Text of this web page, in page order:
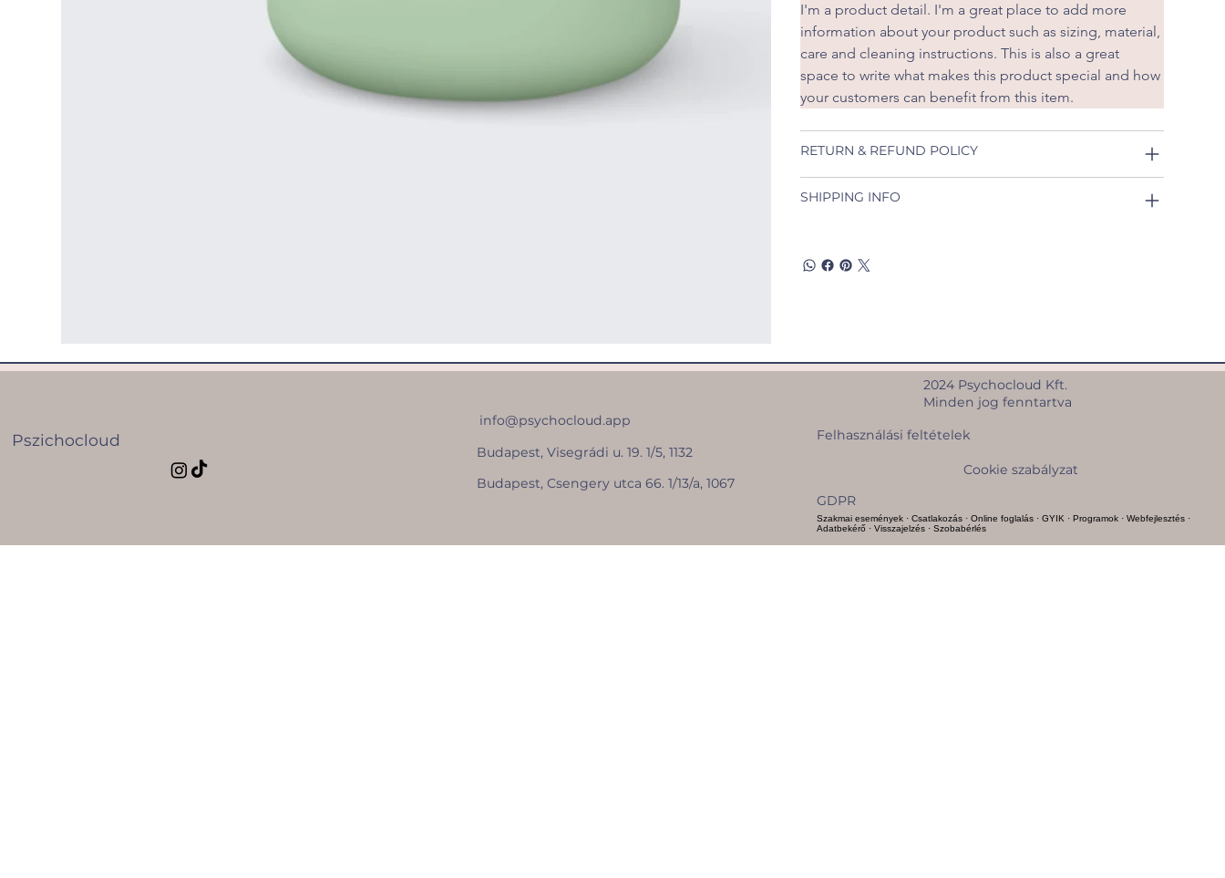
I'm a product detail. I'm a great place to add more
information about your product such as sizing, material,
care and cleaning instructions. This is also a great
space to write what makes this product special and how
your customers can benefit from this item.
RETURN & REFUND POLICY
SHIPPING INFO
2024 Psychocloud Kft.
Minden jog fenntartva
Felhasználási feltételek
Cookie szabályzat
GDPR
Szakmai események· Csatlakozás· Online foglalás· GYIK · Programok· Webfejlesztés·
Adatbekérő · Visszajelzés· Szobabérlés
info@psychocloud.app
Budapest, Visegrádi u. 19. 1/5, 1132
Budapest, Csengery utca 66. 1/13/a, 1067
Pszichocloud